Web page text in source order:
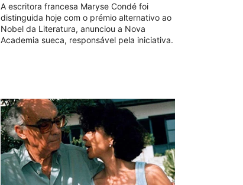
A escritora francesa Maryse Condé foi
distinguida hoje com o prémio alternativo ao
Nobel da Literatura, anunciou a Nova
Academia sueca, responsável pela iniciativa.